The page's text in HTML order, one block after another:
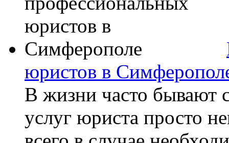
юристов в
В жизни часто бывают
услуг юриста просто